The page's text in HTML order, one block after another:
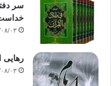
سر
۰۴/
رهایی
۰۴/